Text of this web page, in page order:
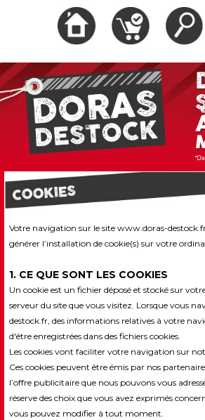
Votre navigation sur le site www.doras-
générer l’installation de cookie(s) sur votre
1. CE QUE SONT LES COOKIES
Un cookie est un fichier déposé et stocké sur
serveur du site que vous visitez. Lorsque vous
destock.fr, des informations relatives à votre
d'être enregistrées dans des fichiers cookies.
Les cookies vont faciliter votre navigation sur
Ces cookies peuvent être émis par nos
l’offre publicitaire que nous pouvons vous
réserve des choix que vous avez exprimés
vous pouvez modifier à tout moment.